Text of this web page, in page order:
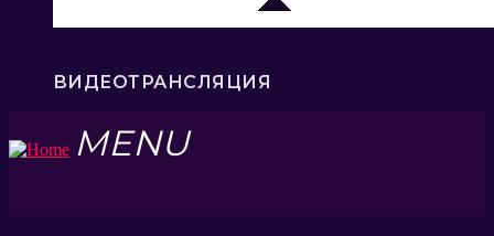
ВИДЕОТРАНСЛЯЦИЯ
MENU